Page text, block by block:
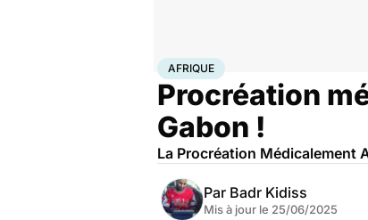
AccueilFamille
AFRIQUE
Procréation
Gabon !
La Procréation Médicalement
Par Badr Kidiss
Mis à jour le 25/06/2025